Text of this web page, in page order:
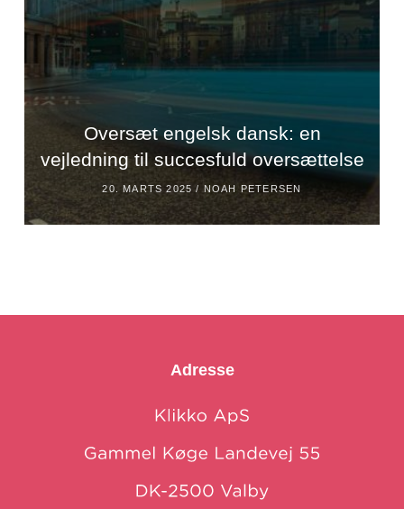
Oversæt engelsk dansk: en
vejledning til succesfuld oversættelse
20. MARTS 2025 / NOAH PETERSEN
Adresse